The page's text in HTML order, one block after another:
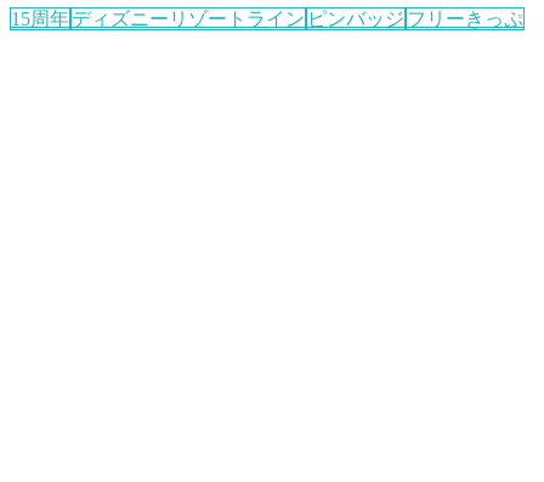
15周年ディズニーリゾートライン ピンバッジ フリーきっぷ